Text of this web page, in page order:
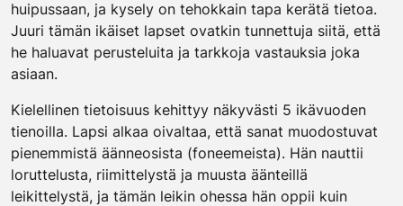
huipussaan, ja kysely on tehokkain tapa kerätä tietoa.
Juuri tämän ikäiset lapset ovatkin tunnettuja siitä, että
he haluavat perusteluita ja tarkkoja vastauksia joka
asiaan.
Kielellinen tietoisuus kehittyy näkyvästi 5 ikävuoden
tienoilla. Lapsi alkaa oivaltaa, että sanat muodostuvat
pienemmistä äänneosista (foneemeista). Hän nauttii
loruttelusta, riimittelystä ja muusta äänteillä
leikittelystä, ja tämän leikin ohessa hän oppii kuin